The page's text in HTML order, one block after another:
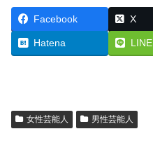
Facebook X
Hatena LINE
女性芸能人 男性芸能人